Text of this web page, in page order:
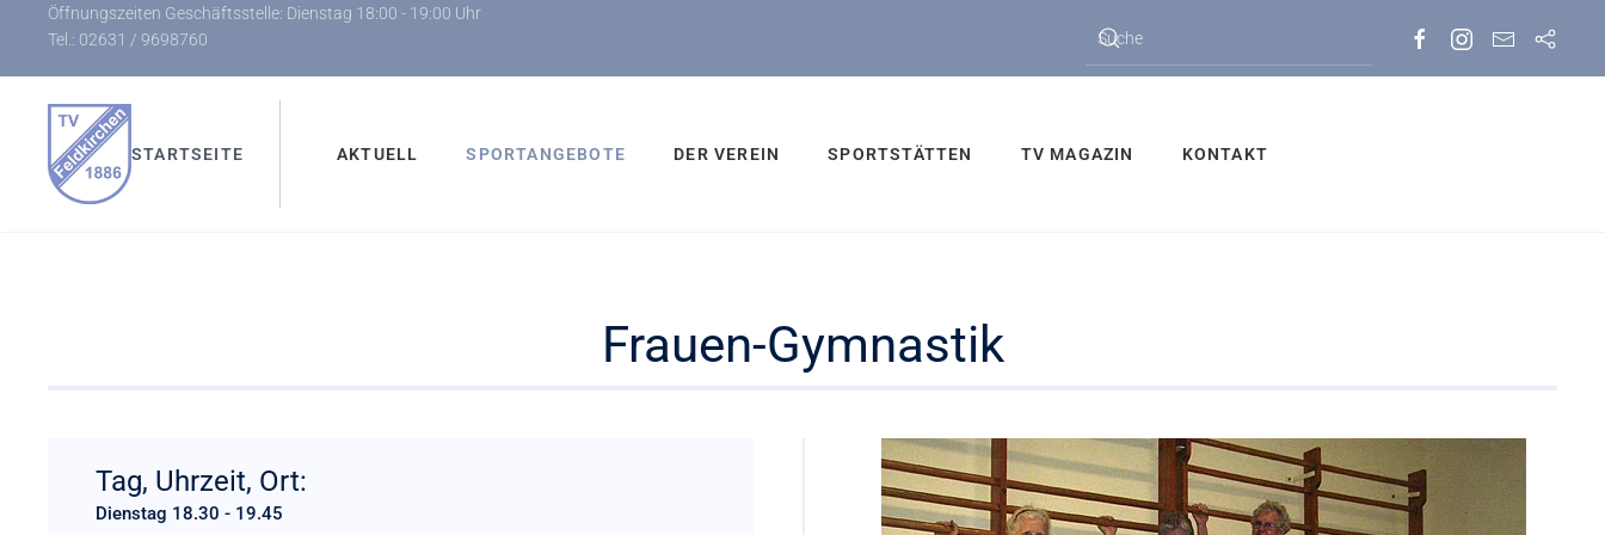
Öffnungszeiten Geschäftsstelle: Dienstag 18:00 - 19:00 Uhr
Tel.: 02631 / 9698760
STARTSEITE AKTUELL SPORTANGEBOTE DER VEREIN SPORTSTÄTTEN TV MAGAZIN KONTAKT
Frauen-Gymnastik
Tag, Uhrzeit, Ort:
Dienstag 18.30 - 19.45